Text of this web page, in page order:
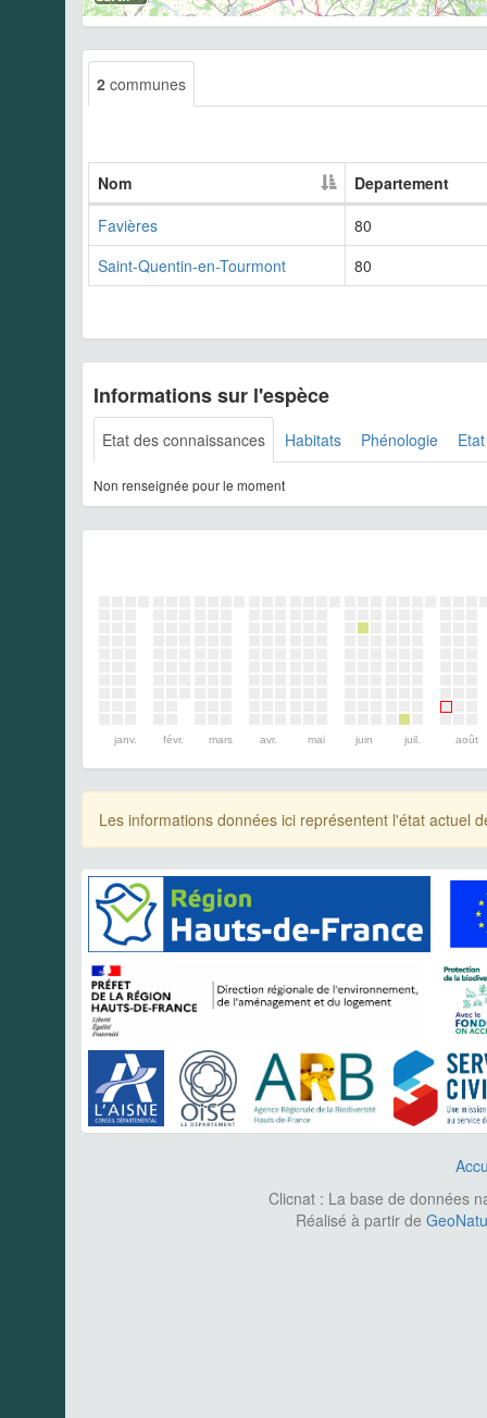
2 communes
Nom
Departement
Favières
80
Saint-Quentin-en-Tourmont
80
Informations sur l'espèce
Etat des connaissances Habitats Phénologie
Non renseignée pour le moment
janv. févr. mars avr. mai juin juil. août
Les informations données ici représentent l'état actuel
Clicnat : La base de données
Réalisé à partir de